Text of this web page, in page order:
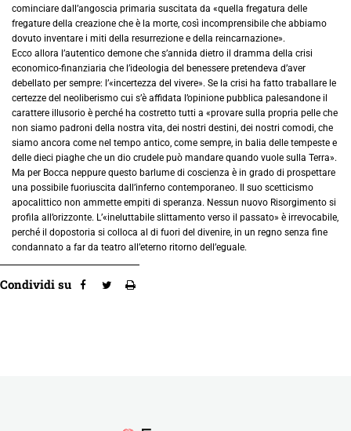
cominciare dall’angoscia primaria suscitata da «quella fregatura delle
fregature della creazione che è la morte, così incomprensibile che abbiamo
dovuto inventare i miti della resurrezione e della reincarnazione».
Ecco allora l’autentico demone che s’annida dietro il dramma della crisi
economico-finanziaria che l’ideologia del benessere pretendeva d’aver
debellato per sempre: l’«incertezza del vivere». Se la crisi ha fatto traballare le
certezze del neoliberismo cui s’è affidata l’opinione pubblica palesandone il
carattere illusorio è perché ha costretto tutti a «provare sulla propria pelle che
non siamo padroni della nostra vita, dei nostri destini, dei nostri comodi, che
siamo ancora come nel tempo antico, come sempre, in balia delle tempeste e
delle dieci piaghe che un dio crudele può mandare quando vuole sulla Terra».
Ma per Bocca neppure questo barlume di coscienza è in grado di prospettare
una possibile fuoriuscita dall’inferno contemporaneo. Il suo scetticismo
apocalittico non ammette empiti di speranza. Nessun nuovo Risorgimento si
profila all’orizzonte. L’«ineluttabile slittamento verso il passato» è irrevocabile,
perché il dopostoria si colloca al di fuori del divenire, in un regno senza fine
condannato a far da teatro all’eterno ritorno dell’eguale.
Condividi su